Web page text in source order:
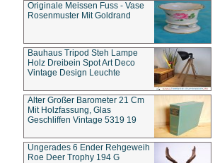
Originale Meissen Fuss - Vase
Rosenmuster Mit Goldrand
Bauhaus Tripod Steh Lampe
Holz Dreibein Spot Art Deco
Vintage Design Leuchte
Alter Großer Barometer 21 Cm
Mit Holzfassung, Glas
Geschliffen Vintage 5319 19
Ungerades 6 Ender Rehgeweih
Roe Deer Trophy 194 G